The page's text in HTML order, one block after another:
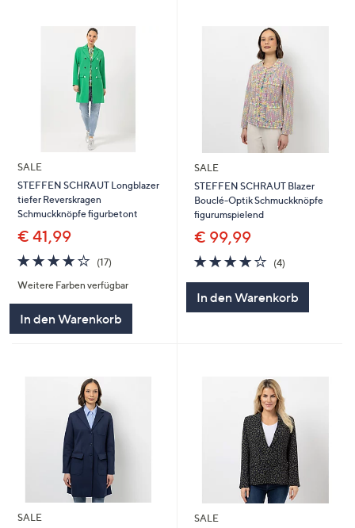
SALE
STEFFEN SCHRAUT Longblazer
tiefer Reverskragen
Schmuckknöpfe figurbetont
€ 41,99
3.9
von
5
(17)
Weitere Farben verfügbar
In den Warenkorb
SALE
STEFFEN SCHRAUT Blazer
Bouclé-Optik Schmuckknöpfe
figurumspielend
€ 99,99
3.8
von
5
(4)
In den Warenkorb
SALE
SALE